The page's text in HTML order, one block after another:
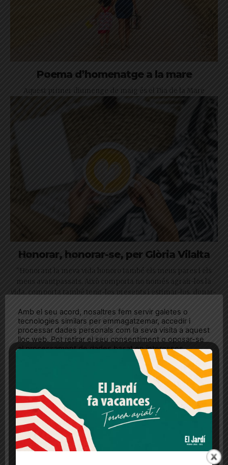
Poema d’homenatge a la mare
Aquest primer diumenge de maig és el Dia de la Mare
Honorar, honorar-se, per Glòria Vilalta
"Honorant la meva vida honoro també els meus pares i els
meus avantpassats. Això comporta no només agrair-los la
vida, comporta també tenir-los presents i estimar-los, donar-
Amb el seu acord, nosaltres fem servir galetes o
tecnologies similars per emmagatzemar, accedir i
processar dades personals com la seva visita a aquest
lloc web. Pot retirar el seu consentiment o oposar-se
al processament de dades basat en interessos
legítims en qualsevol moment fent clic a "Ajustos de
cookies" o a la nostra Política de privacitat en aquest
lloc web. Si cliques "acceptar" dones el teu
Més informació Acceptar Rebutjar tot
Quan l’usuari crea un compte al Diari el Jardí, dona el
seu consentiment explícit per rebre comunicacions